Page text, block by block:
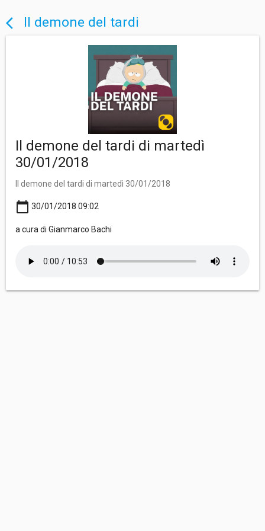
arrow_back_ios Il demone del tardi
Il demone del tardi di martedì
30/01/2018
Il demone del tardi di martedì 30/01/2018
calendar_today 30/01/2018 09:02
a cura di Gianmarco Bachi